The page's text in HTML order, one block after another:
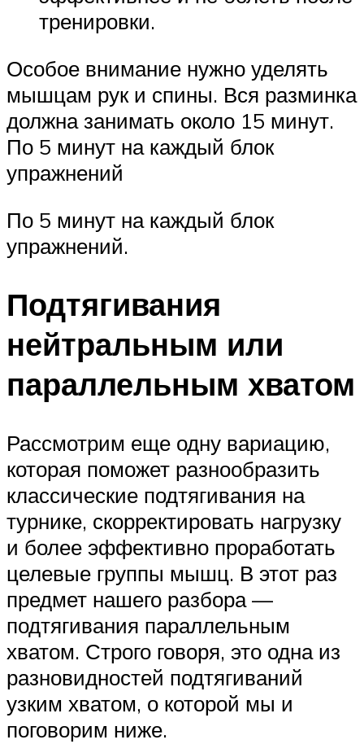
тренировки.
Особое внимание нужно уделять
мышцам рук и спины. Вся разминка
должна занимать около 15 минут.
По 5 минут на каждый блок
упражнений
По 5 минут на каждый блок
упражнений.
Подтягивания
нейтральным или
параллельным хватом
Рассмотрим еще одну вариацию,
которая поможет разнообразить
классические подтягивания на
турнике, скорректировать нагрузку
и более эффективно проработать
целевые группы мышц. В этот раз
предмет нашего разбора —
подтягивания параллельным
хватом. Строго говоря, это одна из
разновидностей подтягиваний
узким хватом, о которой мы и
поговорим ниже.